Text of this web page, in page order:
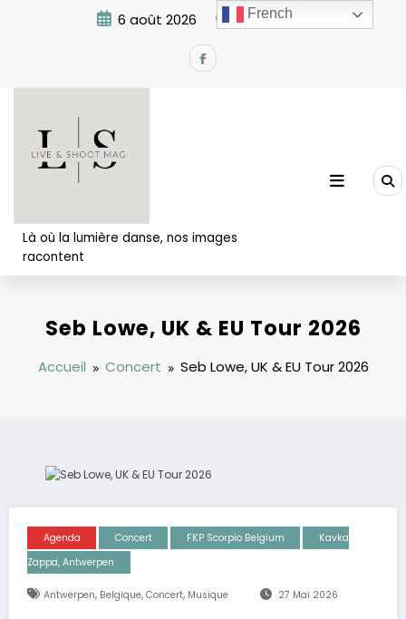
6 août 2026 8:03:24 PM
Là où la lumière danse, nos images
racontent
Seb Lowe, UK & EU Tour 2026
Accueil Concert Seb Lowe, UK & EU Tour 2026
Agenda Concert FKP Scorpio Belgium
Kavka
Zappa, Antwerpen
Antwerpen, Belgique, Concert, Musique 27 Mai 2026
French